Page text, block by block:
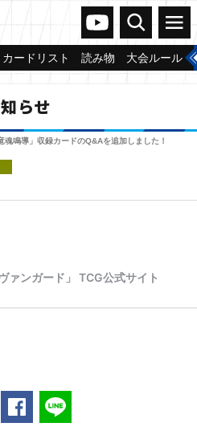
ヴァンガードch
検索 メニュー
カードリスト 読み物 大会ルール
らせ
魂鳴導」収録カードのQ&Aを追加しました！
ポストするFacebookでシェアする